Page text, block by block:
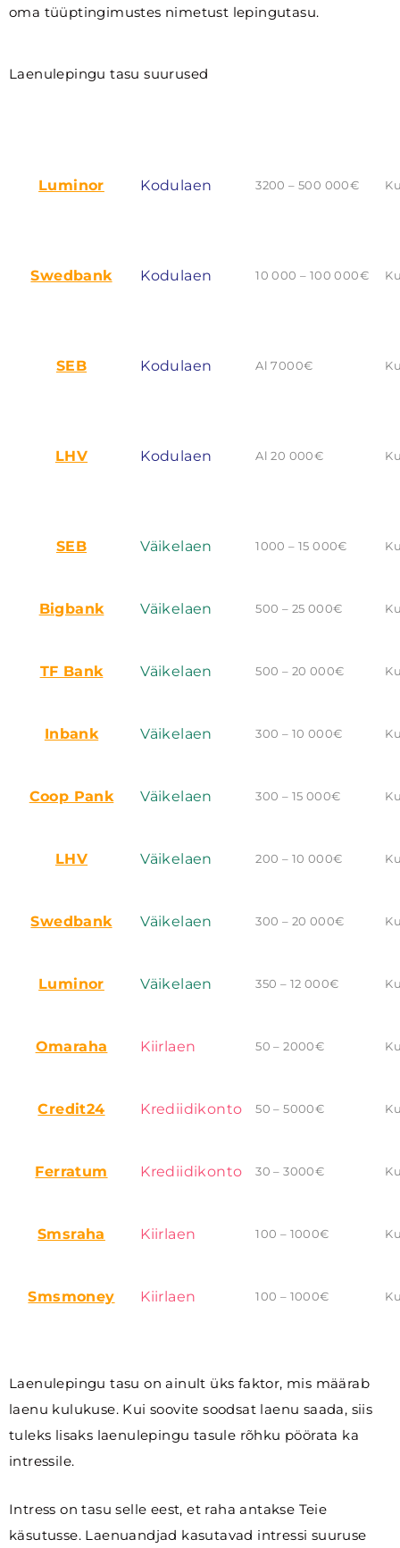
oma tüüptingimustes nimetust lepingutasu.
Laenulepingu tasu suurused
Luminor Kodulaen 3200 – 500 000€
Swedbank Kodulaen 10 000 – 100 000€
SEB Kodulaen Al 7000€
LHV Kodulaen Al 20 000€
SEB Väikelaen 1000 – 15 000€
Bigbank Väikelaen 500 – 25 000€
TF Bank Väikelaen 500 – 20 000€
Inbank Väikelaen 300 – 10 000€
Coop Pank Väikelaen 300 – 15 000€
LHV Väikelaen 200 – 10 000€
Swedbank Väikelaen 300 – 20 000€
Luminor Väikelaen 350 – 12 000€
Omaraha Kiirlaen 50 – 2000€
Credit24 Krediidikonto 50 – 5000€
Ferratum Krediidikonto 30 – 3000€
Smsraha Kiirlaen 100 – 1000€
Smsmoney Kiirlaen 100 – 1000€
Laenulepingu tasu on ainult üks faktor, mis määrab
laenu kulukuse. Kui soovite soodsat laenu saada, siis
tuleks lisaks laenulepingu tasule rõhku pöörata ka
intressile.
Intress on tasu selle eest, et raha antakse Teie
käsutusse. Laenuandjad kasutavad intressi suuruse